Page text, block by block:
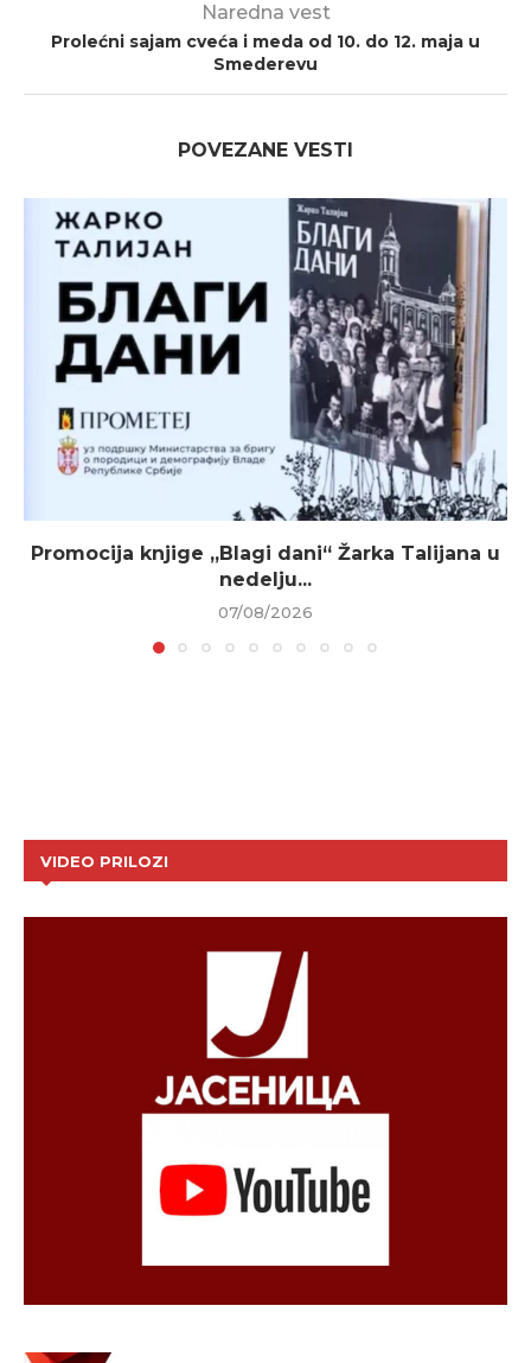
Naredna vest
Prolećni sajam cveća i meda od 10. do 12. maja u
Smederevu
POVEZANE VESTI
Promocija knjige „Blagi dani“ Žarka Talijana u
nedelju...
07/08/2026
VIDEO PRILOZI